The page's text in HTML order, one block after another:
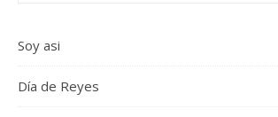
Soy asi
Día de Reyes